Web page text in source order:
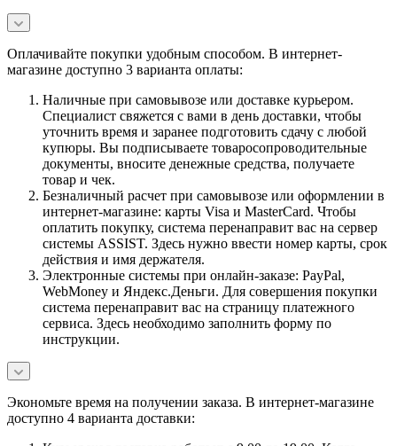
Оплачивайте покупки удобным способом. В интернет-
магазине доступно 3 варианта оплаты:
Наличные при самовывозе или доставке курьером.
Специалист свяжется с вами в день доставки, чтобы
уточнить время и заранее подготовить сдачу с любой
купюры. Вы подписываете товаросопроводительные
документы, вносите денежные средства, получаете
товар и чек.
Безналичный расчет при самовывозе или оформлении в
интернет-магазине: карты Visa и MasterCard. Чтобы
оплатить покупку, система перенаправит вас на сервер
системы ASSIST. Здесь нужно ввести номер карты, срок
действия и имя держателя.
Электронные системы при онлайн-заказе: PayPal,
WebMoney и Яндекс.Деньги. Для совершения покупки
система перенаправит вас на страницу платежного
сервиса. Здесь необходимо заполнить форму по
инструкции.
Экономьте время на получении заказа. В интернет-магазине
доступно 4 варианта доставки: